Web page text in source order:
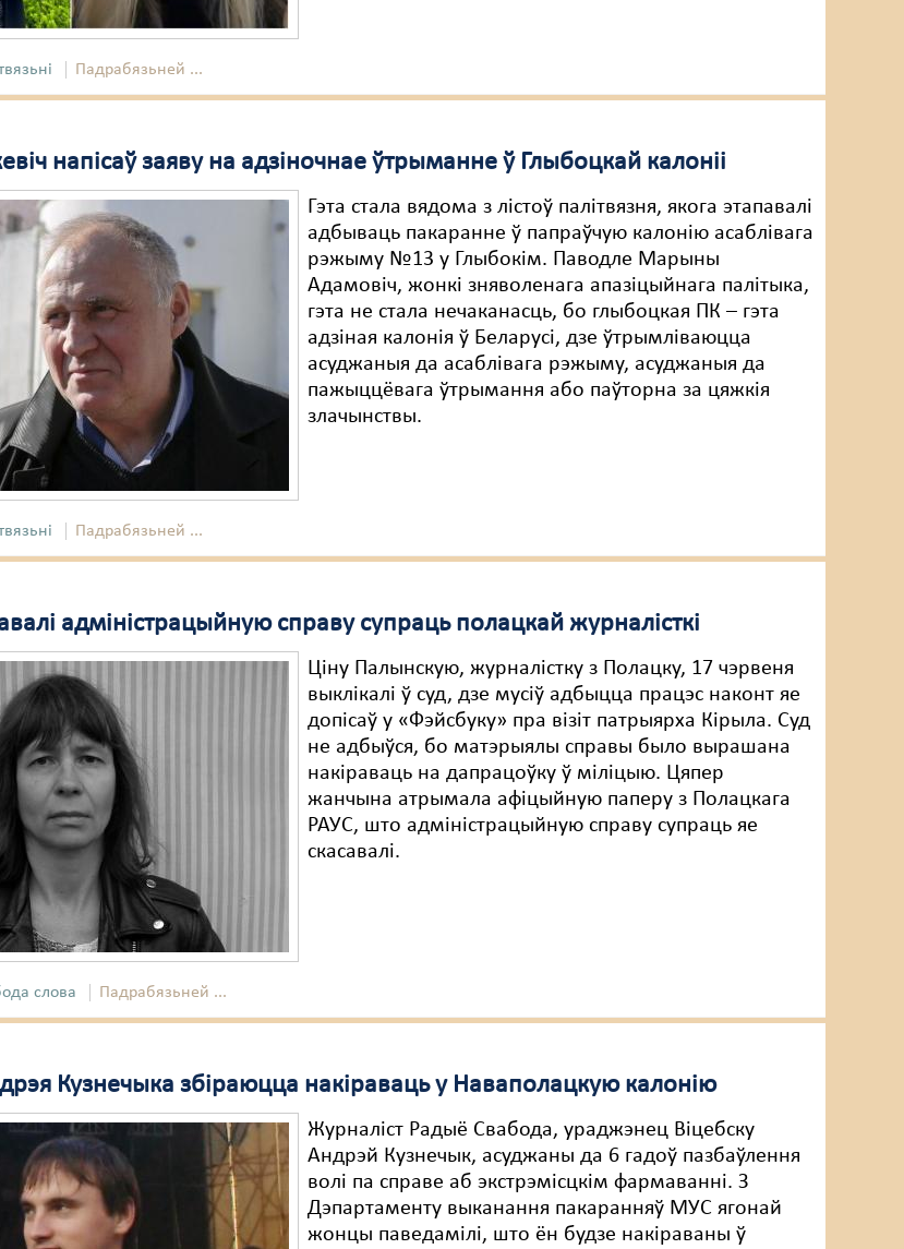
Падрабязьней ...
напісаў заяву на адзіночнае ўтрыманне ў Глыбоцкай калоніі
Гэта стала вядома з лістоў палітвязня, якога этапавалі
адбываць пакаранне ў папраўчую калонію асаблівага
рэжыму №13 у Глыбокім. Паводле Марыны
Адамовіч, жонкі зняволенага апазіцыйнага палітыка,
гэта не стала нечаканасць, бо глыбоцкая ПК – гэта
адзіная калонія ў Беларусі, дзе ўтрымліваюцца
асуджаныя да асаблівага рэжыму, асуджаныя да
пажыццёвага ўтрымання або паўторна за цяжкія
злачынствы.
Падрабязьней ...
адміністрацыйную справу супраць полацкай журналісткі
Ціну Палынскую, журналістку з Полацку, 17 чэрвеня
выклікалі ў суд, дзе мусіў адбыцца працэс наконт яе
допісаў у «Фэйсбуку» пра візіт патрыярха Кірыла. Суд
не адбыўся, бо матэрыялы справы было вырашана
накіраваць на дапрацоўку ў міліцыю. Цяпер
жанчына атрымала афіцыйную паперу з Полацкага
РАУС, што адміністрацыйную справу супраць яе
скасавалі.
слова Падрабязьней ...
Кузнечыка збіраюцца накіраваць у Наваполацкую калонію
Журналіст Радыё Свабода, ураджэнец Віцебску
Андрэй Кузнечык, асуджаны да 6 гадоў пазбаўлення
волі па справе аб экстрэмісцкім фармаванні. З
Дэпартаменту выканання пакаранняў МУС ягонай
жонцы паведамілі, што ён будзе накіраваны ў